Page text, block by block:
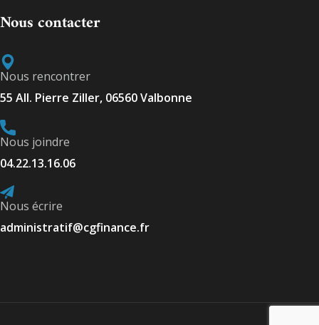
Nous contacter
Nous rencontrer
55 All. Pierre Ziller, 06560 Valbonne
Nous joindre
04.22.13.16.06
Nous écrire
administratif@cgfinance.fr